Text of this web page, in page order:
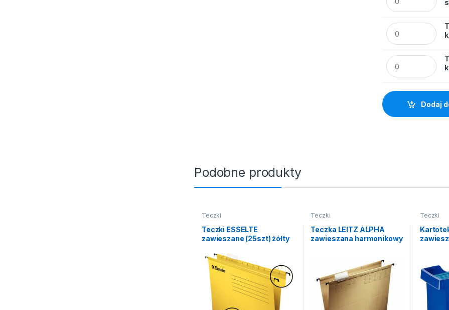
Teczka BIURFOL
Teczka BIURFOL
Dodaj
Podobne produkty
Teczki
Teczki ESSELTE
zawieszane (25szt) żółty
Teczki
Teczka LEITZ ALPHA
zawieszana harmonikowy
Teczki